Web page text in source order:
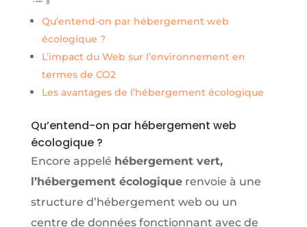
Qu’entend-on par hébergement web
écologique ?
L’impact du Web sur l’environnement en
termes de CO2
Les avantages de l’hébergement écologique
Qu’entend-on par hébergement web
écologique ?
Encore appelé hébergement vert,
l’hébergement écologiquerenvoie à une
structure d’hébergement web ou un
centre de données fonctionnant avec de